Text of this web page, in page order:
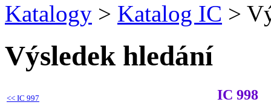
Katalogy > Katalog IC >
Výsledek hledání
<< IC 997 IC 998